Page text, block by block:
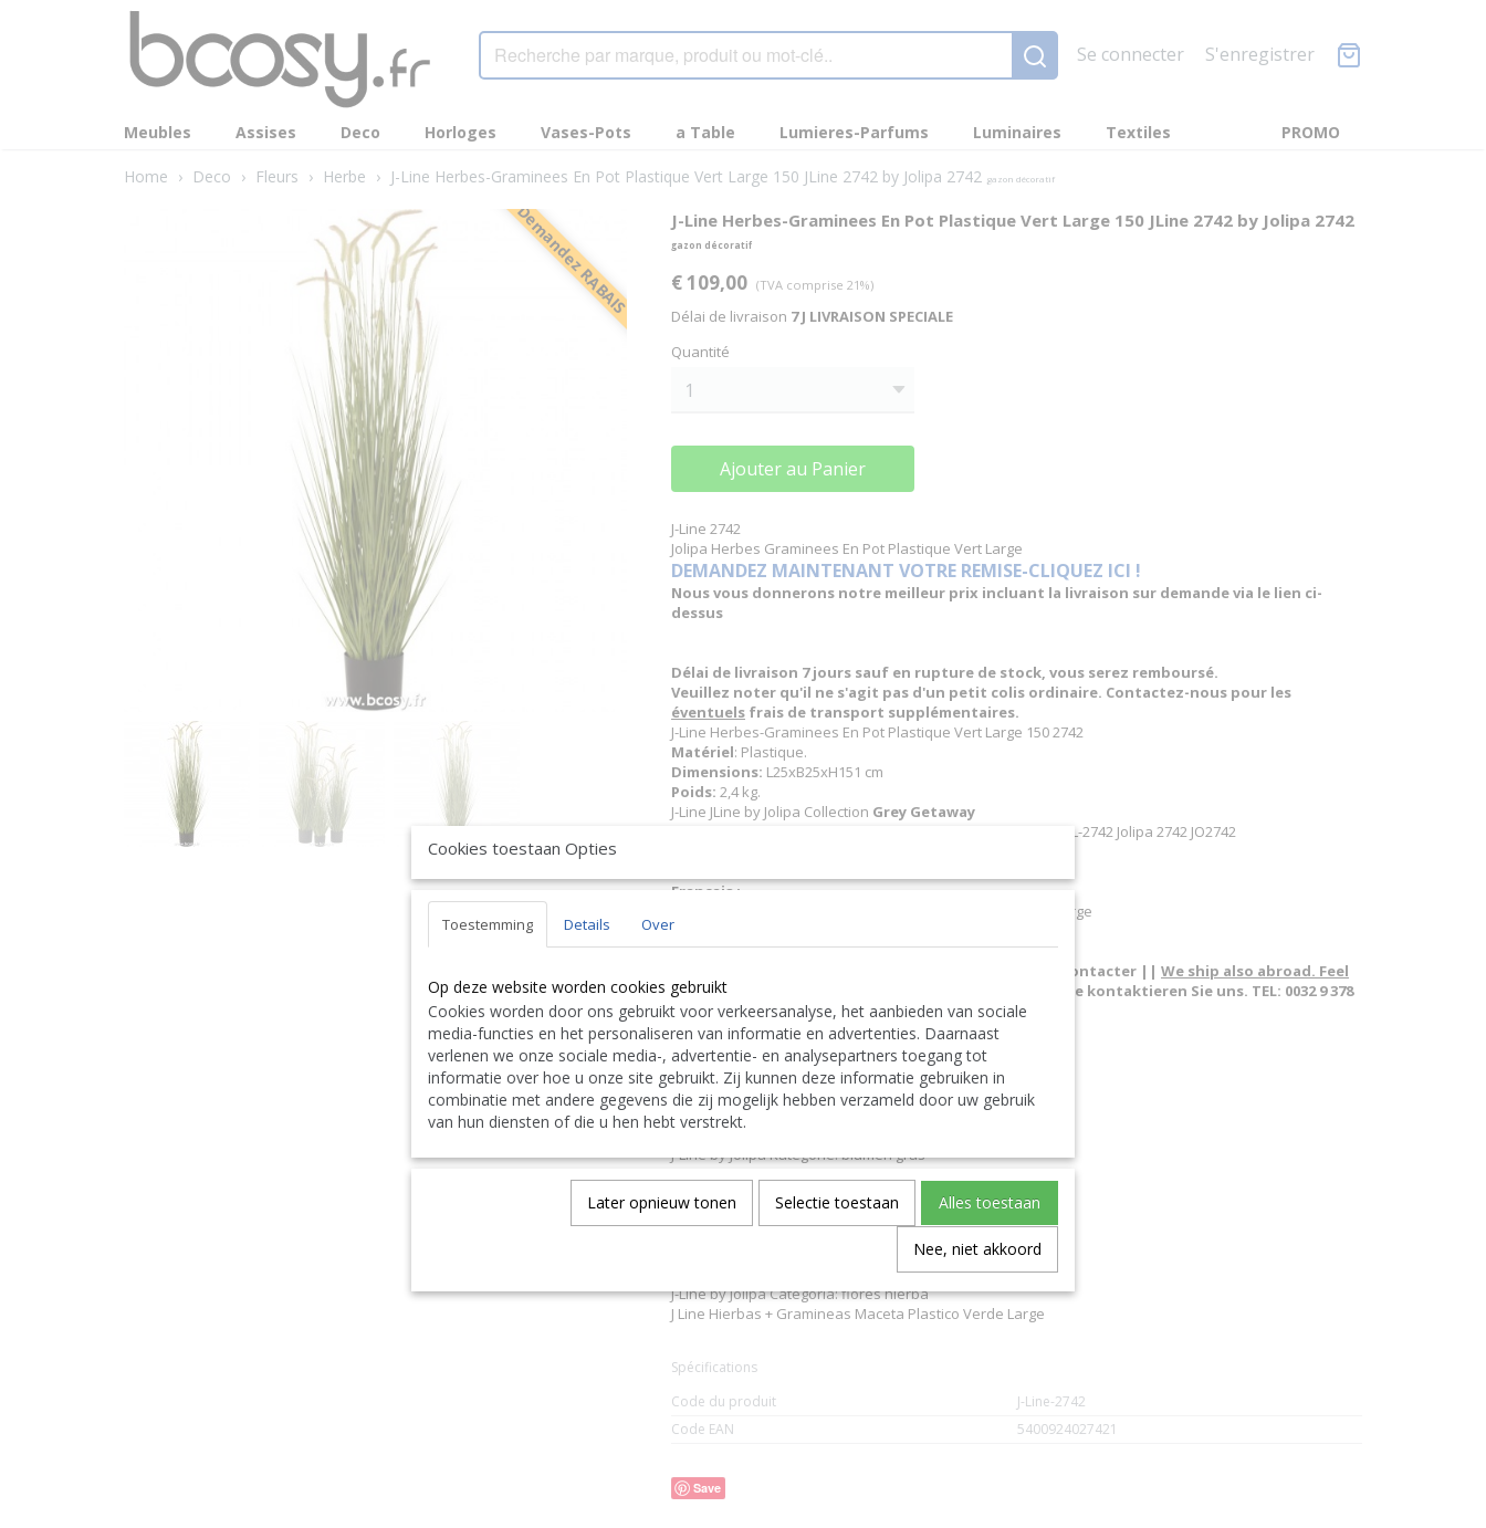
Se connecter S'enregistrer
PROMO
Meubles Assises Deco Horloges Vases-Pots a Table Lumieres-Parfums Luminaires Textiles
Home › Deco › Fleurs › Herbe › J-Line Herbes-Graminees En Pot Plastique Vert Large 150 JLine 2742 by Jolipa 2742 gazon décoratif
Demandez RABAIS J-Line Herbes-Graminees En Pot Plastique Vert Large 150 JLine 2742 by Jolipa 2742
gazon décoratif
€ 109,00 (TVA comprise 21%)
Délai de livraison 7 J LIVRAISON SPECIALE
Quantité
Ajouter au Panier
J-Line 2742
Jolipa Herbes Graminees En Pot Plastique Vert Large
DEMANDEZ MAINTENANT VOTRE REMISE-CLIQUEZ ICI !
Nous vous donnerons notre meilleur prix incluant la livraison sur demande via le lien ci-
dessus
Délai de livraison 7 jours sauf en rupture de stock, vous serez remboursé.
Veuillez noter qu'il ne s'agit pas d'un petit colis ordinaire. Contactez-nous pour les
éventuels frais de transport supplémentaires.
J-Line Herbes-Graminees En Pot Plastique Vert Large 150 2742
Matériel: Plastique.
Dimensions: L25xB25xH151 cm
Poids: 2,4 kg.
J-Line JLine by Jolipa Collection Grey Getaway
5400924027421 J-Line 2742 JL-2742 Jolipa 2742 JO2742
Français :
J-Line by Jolipa Herbes + Graminees En Pot Plastique Vert Large
J-Line gazon décoratif
Nous livrons aussi à l'étranger. N'hésitez pas à nous contacter || We ship also abroad. Feel
free to contact us
|| Wir liefern auch im Ausland. Bitte kontaktieren Sie uns. TEL: 0032 9 378
24 30 orContact Bcosy 1 CLICK HERE !
English:
J-Line by Jolipa Category: flowers grass
J Line Grasses+Gramineae In Pot Plastic Green Large
J-Line ornamental grasses
Deutsch:
J-Line by Jolipa Kategorie: blumen gras
J-Line Ziergras Ziergraeser
Italiano:
J-Line by Jolipa Categoria: fiori erba
J Line Erbe + Graminacee Vaso Plastica Verde Large
J-Line by Jolipa Categoría: flores hierba
J Line Hierbas + Gramineas Maceta Plastico Verde Large
Spécifications
Code du produit
J-Line-2742
Code EAN
5400924027421
Save
Cookies toestaan Opties
Toestemming Details Over
Op deze website worden cookies gebruikt
Cookies worden door ons gebruikt voor verkeersanalyse, het aanbieden van sociale
media-functies en het personaliseren van informatie en advertenties. Daarnaast
verlenen we onze sociale media-, advertentie- en analysepartners toegang tot
informatie over hoe u onze site gebruikt. Zij kunnen deze informatie gebruiken in
combinatie met andere gegevens die zij mogelijk hebben verzameld door uw gebruik
van hun diensten of die u hen hebt verstrekt.
Later opnieuw tonen Selectie toestaan Alles toestaan
Nee, niet akkoord